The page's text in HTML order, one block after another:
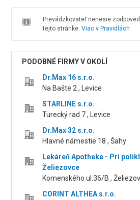
Prevádzkovateľ nenesie
tejto stránke. Viac v Pravidlách
PODOBNÉ FIRMY V OKOLÍ
Dr.Max 16 s.r.o.
Na Bašte 2 , Levice
STARLINE s.r.o.
Turecký rad 7 , Levice
Dr.Max 32 s.r.o.
Hlavné námestie 18 , Šahy
Lekáreň Apotheke - Pri
Želiezovce
Komenského ul.36/B ,
CORINT ALTHEA s.r.o.